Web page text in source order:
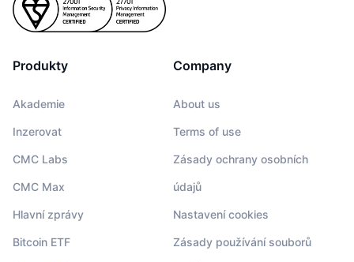
Produkty
Akademie
Inzerovat
CMC Labs
CMC Max
Hlavní zprávy
Bitcoin ETF
Company
About us
Terms of use
Zásady ochrany osobních
údajů
Nastavení cookies
Zásady používání souborů